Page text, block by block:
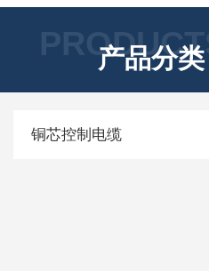
PRODUCTS
产品分类
铜芯控制电缆